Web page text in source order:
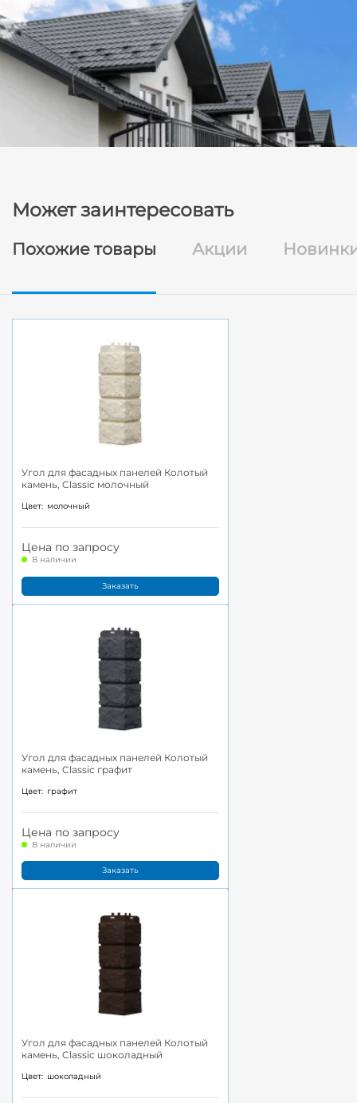
Может заинтересовать
Похожие товары Акции
Угол для фасадных панелей Колотый
камень, Classic молочный
Цвет: молочный
Цена по запросу
В наличии
Заказать
Угол для фасадных панелей Колотый
камень, Classic графит
Цвет: графит
Цена по запросу
В наличии
Заказать
Угол для фасадных панелей Колотый
камень, Classic шоколадный
Цвет: шоколадный